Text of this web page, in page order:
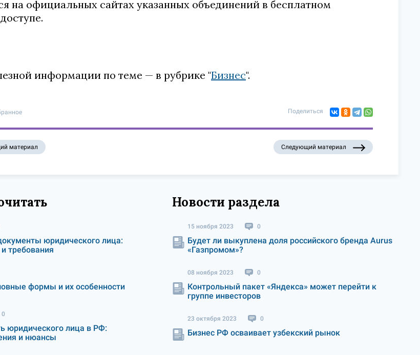
на официальных сайтах указанных объединений в бесплатном
информации по теме — в рубрике "Бизнес".
Поделиться
материал Следующий материал
юридического лица:
требования
формы и их особенности
0
юридического лица в РФ:
и нюансы
Новости раздела
15 ноября 2023 0
Будет ли выкуплена доля российского бренда Aurus
«Газпромом»?
08 ноября 2023 0
Контрольный пакет «Яндекса» может перейти к
группе инвесторов
23 октября 2023 0
Бизнес РФ осваивает узбекский рынок